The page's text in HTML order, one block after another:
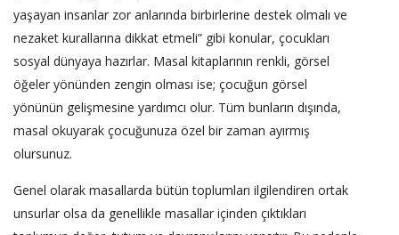
yaşayan insanlar zor anlarında birbirlerine destek olmalı ve
nezaket kurallarına dikkat etmeli” gibi konular, çocukları
sosyal dünyaya hazırlar. Masal kitaplarının renkli, görsel
öğeler yönünden zengin olması ise; çocuğun görsel
yönünün gelişmesine yardımcı olur. Tüm bunların dışında,
masal okuyarak çocuğunuza özel bir zaman ayırmış
olursunuz.
Genel olarak masallarda bütün toplumları ilgilendiren ortak
unsurlar olsa da genellikle masallar içinden çıktıkları